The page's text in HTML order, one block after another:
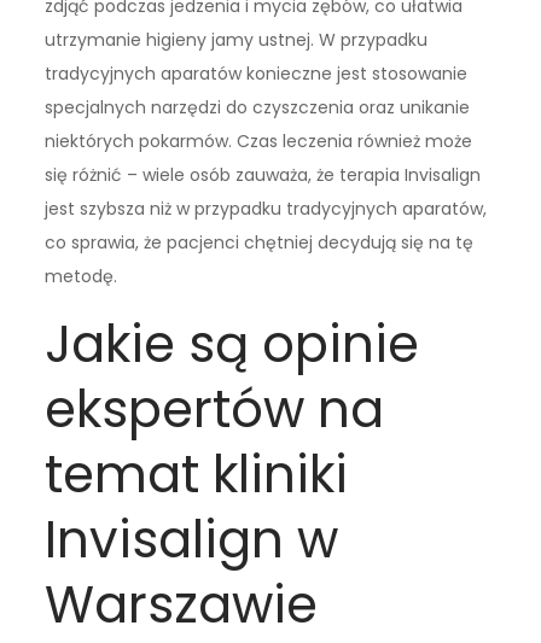
zdjąć podczas jedzenia i mycia zębów, co ułatwia
utrzymanie higieny jamy ustnej. W przypadku
tradycyjnych aparatów konieczne jest stosowanie
specjalnych narzędzi do czyszczenia oraz unikanie
niektórych pokarmów. Czas leczenia również może
się różnić – wiele osób zauważa, że terapia Invisalign
jest szybsza niż w przypadku tradycyjnych aparatów,
co sprawia, że pacjenci chętniej decydują się na tę
metodę.
Jakie są opinie
ekspertów na
temat kliniki
Invisalign w
Warszawie